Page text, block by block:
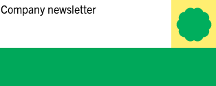
Company newsletter